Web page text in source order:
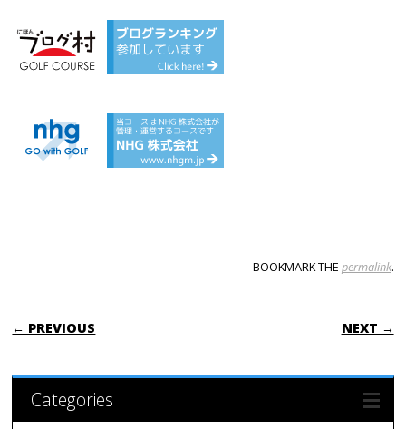
BOOKMARK THE permalink.
POST NAVIGATION
← PREVIOUS NEXT →
Categories